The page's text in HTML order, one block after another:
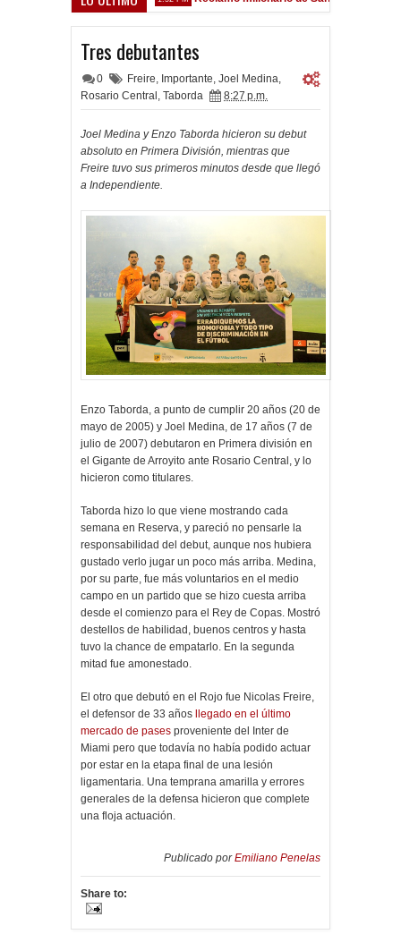
Tres debutantes
0 Freire, Importante, Joel Medina,
Rosario Central , Taborda 8:27 p.m.
Joel Medina y Enzo Taborda hicieron su debut
absoluto en Primera División, mientras que
Freire tuvo sus primeros minutos desde que llegó
a Independiente.
Enzo Taborda, a punto de cumplir 20 años (20 de
mayo de 2005) y Joel Medina, de 17 años (7 de
julio de 2007) debutaron en Primera división en
el Gigante de Arroyito ante Rosario Central, y lo
hicieron como titulares.
Taborda hizo lo que viene mostrando cada
semana en Reserva, y pareció no pensarle la
responsabilidad del debut, aunque nos hubiera
gustado verlo jugar un poco más arriba. Medina,
por su parte, fue más voluntarios en el medio
campo en un partido que se hizo cuesta arriba
desde el comienzo para el Rey de Copas. Mostró
destellos de habilidad, buenos centros y hasta
tuvo la chance de empatarlo. En la segunda
mitad fue amonestado.
El otro que debutó en el Rojo fue Nicolas Freire,
el defensor de 33 años
llegado en el último
mercado de pases proveniente del Inter de
Miami pero que todavía no había podido actuar
por estar en la etapa final de una lesión
ligamentaria. Una temprana amarilla y errores
generales de la defensa hicieron que complete
una floja actuación.
Publicado porEmiliano Penelas
Share to: